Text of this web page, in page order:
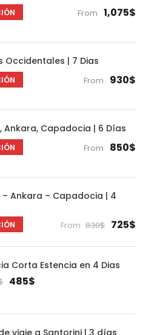
From 1,075$
Occidentales | 7 Dias
From 930$
Ankara, Capadocia | 6 Días
From 850$
– Ankara – Capadocia | 4
From 830$ 725$
Corta Estencia en 4 Dias
485$
viaje a Santorini | 3 días